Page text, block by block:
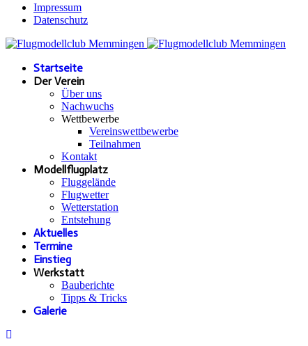
Impressum
Datenschutz
Startseite
Der Verein
Über uns
Nachwuchs
Wettbewerbe
Vereinswettbewerbe
Teilnahmen
Kontakt
Modellflugplatz
Fluggelände
Flugwetter
Wetterstation
Entstehung
Aktuelles
Termine
Einstieg
Werkstatt
Bauberichte
Tipps & Tricks
Galerie